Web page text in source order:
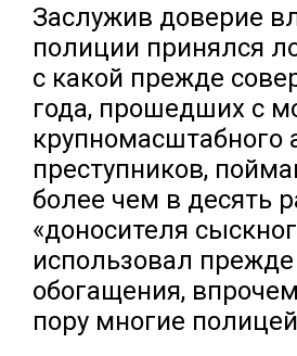
Заслужив доверие
полиции принялся
с какой прежде
года, прошедших с
крупномасштабного
преступников,
более чем в десять
«доносителя
использовал
обогащения,
пору многие